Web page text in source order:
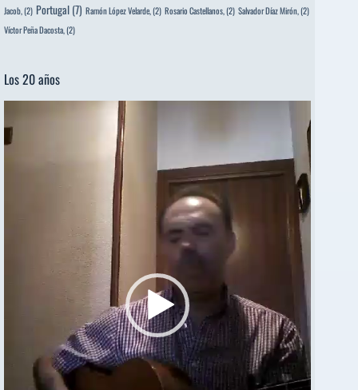
Jacob, (2) Portugal (7) Ramón López Velarde, (2) Rosario Castellanos, (2) Salvador Díaz Mirón, (2)
Víctor Peña Dacosta, (2)
Los 20 años
de
vídeo